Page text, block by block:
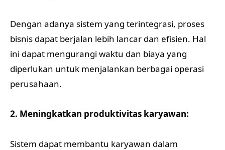
Dengan adanya sistem yang terintegrasi, proses
bisnis dapat berjalan lebih lancar dan efisien. Hal
ini dapat mengurangi waktu dan biaya yang
diperlukan untuk menjalankan berbagai operasi
perusahaan.
2. Meningkatkan produktivitas karyawan:
Sistem dapat membantu karyawan dalam